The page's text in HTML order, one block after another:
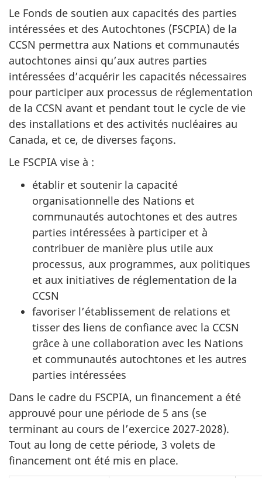
Le Fonds de soutien aux capacités des parties
intéressées et des Autochtones (FSCPIA) de la
CCSN permettra aux Nations et communautés
autochtones ainsi qu’aux autres parties
intéressées d’acquérir les capacités nécessaires
pour participer aux processus de réglementation
de la CCSN avant et pendant tout le cycle de vie
des installations et des activités nucléaires au
Canada, et ce, de diverses façons.
Le FSCPIA vise à :
établir et soutenir la capacité
organisationnelle des Nations et
communautés autochtones et des autres
parties intéressées à participer et à
contribuer de manière plus utile aux
processus, aux programmes, aux politiques
et aux initiatives de réglementation de la
CCSN
favoriser l’établissement de relations et
tisser des liens de confiance avec la CCSN
grâce à une collaboration avec les Nations
et communautés autochtones et les autres
parties intéressées
Dans le cadre du FSCPIA, un financement a été
approuvé pour une période de 5 ans (se
terminant au cours de l’exercice 2027‑2028).
Tout au long de cette période, 3 volets de
financement ont été mis en place.